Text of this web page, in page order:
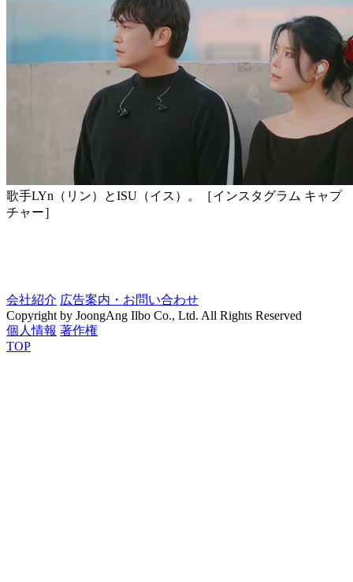
歌手LYn（リン）とISU（イス）。［インスタグラム キャプ
チャー］
会社紹介 広告案内・お問い合わせ
Copyright by JoongAng Ilbo Co., Ltd. All Rights Reserved
個人情報 著作権
TOP